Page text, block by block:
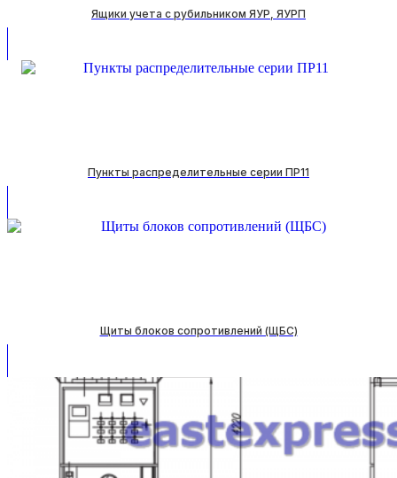
Ящики учeта с рубильником ЯУР, ЯУРП
Пункты распределительные серии ПР11
Щиты блоков сопротивлений (ЩБС)